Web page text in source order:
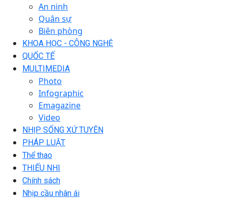
An ninh
Quân sự
Biên phòng
KHOA HỌC - CÔNG NGHỆ
QUỐC TẾ
MULTIMEDIA
Photo
Infographic
Emagazine
Video
NHỊP SỐNG XỨ TUYÊN
PHÁP LUẬT
Thể thao
THIẾU NHI
Chính sách
Nhịp cầu nhân ái